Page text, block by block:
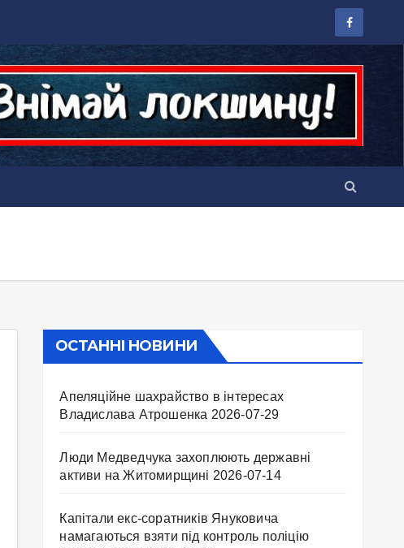
ОСТАННІ НОВИНИ
Апеляційне шахрайство в інтересах
Владислава Атрошенка 2026-07-29
Люди Медведчука захоплюють державні
активи на Житомирщині 2026-07-14
Капітали екс-соратників Януковича
намагаються взяти під контроль поліцію